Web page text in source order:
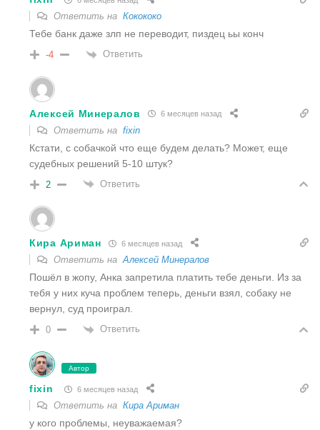
Ответить на Кокококо
Тебе банк даже злп не переводит, пиздец ьы конч
-4 Ответить
Алексей Минералов 6 месяцев назад
Ответить на fixin
Кстати, с собачкой что еще будем делать? Может, еще
судебных решений 5-10 штук?
2 Ответить
Кира Ариман 6 месяцев назад
Ответить наАлексей Минералов
Пошёл в жопу, Анка запретила платить тебе деньги. Из за
тебя у них куча проблем теперь, деньги взял, собаку не
вернул, суд проиграл.
0 Ответить
Автор
fixin 6 месяцев назад
Ответить на Кира Ариман
у кого проблемы, неуважаемая?